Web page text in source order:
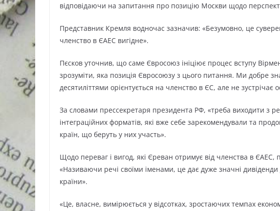
відповідаючи на запитання про позицію Москви щодо
Представник Кремля водночас зазначив: «Безумовно, це
членство в ЄАЕС вигідне».
Пєсков уточнив, що саме Євросоюз ініціює процес вступу
зрозуміти, яка позиція Євросоюзу з цього питання. Ми добре
десятиліттями орієнтується на членство в ЄС, але не зустрічає
За словами прессекретаря президента РФ, «треба виходити з
інтеграційних форматів, які вже себе зарекомендували та
країн, що беруть у них участь».
Щодо переваг і вигод, які Єреван отримує від членства в ЄАЕС,
«Називаючи речі своїми іменами, це дає дуже значні дивіденди
країни».
«Це, власне, вимірюється у відсотках, зростаючих темпах